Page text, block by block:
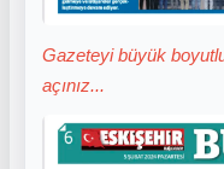
Gazeteyi büyük
açınız...